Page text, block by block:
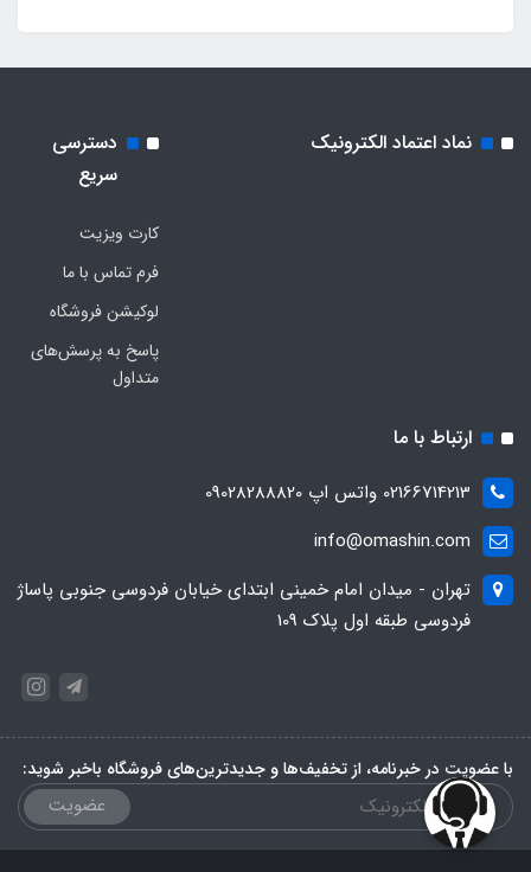
نماد اعتماد الکترونیک
دسترسی
سریع
کارت ویزیت
فرم تماس با ما
لوکیشن فروشگاه
پاسخ به پرسش‌های
متداول
ارتباط با ما
02166714213 واتس اپ 09028288820
info@omashin.com
تهران - میدان امام خمینی ابتدای خیابان فردوسی جنوبی پاساژ
فردوسی طبقه اول پلاک 109
با عضویت در خبرنامه، از تخفیف‌ها و جدیدترین‌های فروشگاه باخبر شوید:
عضویت